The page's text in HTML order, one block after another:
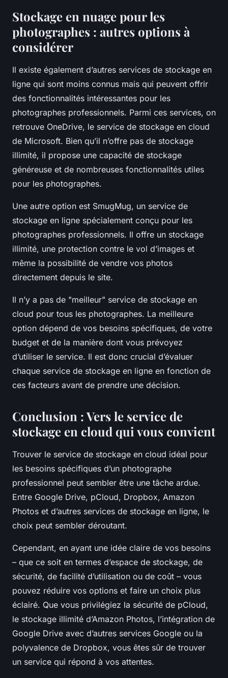
Stockage en nuage pour les
photographes : autres options à
considérer
Il existe également d’autres services de stockage en
ligne qui sont moins connus mais qui peuvent offrir
des fonctionnalités intéressantes pour les
photographes professionnels. Parmi ces services, on
retrouve OneDrive, le service de stockage en cloud
de Microsoft. Bien qu’il n’offre pas de stockage
illimité, il propose une capacité de stockage
généreuse et de nombreuses fonctionnalités utiles
pour les photographes.
Une autre option est SmugMug, un service de
stockage en ligne spécialement conçu pour les
photographes professionnels. Il offre un stockage
illimité, une protection contre le vol d’images et
même la possibilité de vendre vos photos
directement depuis le site.
Il n’y a pas de "meilleur" service de stockage en
cloud pour tous les photographes. La meilleure
option dépend de vos besoins spécifiques, de votre
budget et de la manière dont vous prévoyez
d’utiliser le service. Il est donc crucial d’évaluer
chaque service de stockage en ligne en fonction de
ces facteurs avant de prendre une décision.
Conclusion : Vers le service de
stockage en cloud qui vous convient
Trouver le service de stockage en cloud idéal pour
les besoins spécifiques d’un photographe
professionnel peut sembler être une tâche ardue.
Entre Google Drive, pCloud, Dropbox, Amazon
Photos et d’autres services de stockage en ligne, le
choix peut sembler déroutant.
Cependant, en ayant une idée claire de vos besoins
– que ce soit en termes d’espace de stockage, de
sécurité, de facilité d’utilisation ou de coût – vous
pouvez réduire vos options et faire un choix plus
éclairé. Que vous privilégiez la sécurité de pCloud,
le stockage illimité d’Amazon Photos, l’intégration de
Google Drive avec d’autres services Google ou la
polyvalence de Dropbox, vous êtes sûr de trouver
un service qui répond à vos attentes.